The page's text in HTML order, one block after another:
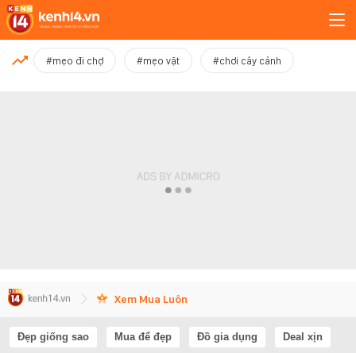
MỚI NHẤT
#mẹo đi chợ #mẹo vặt #chơi cây cảnh
Xem Mua Luôn
Đẹp giống sao Mua để đẹp Đồ gia dụng Deal xịn